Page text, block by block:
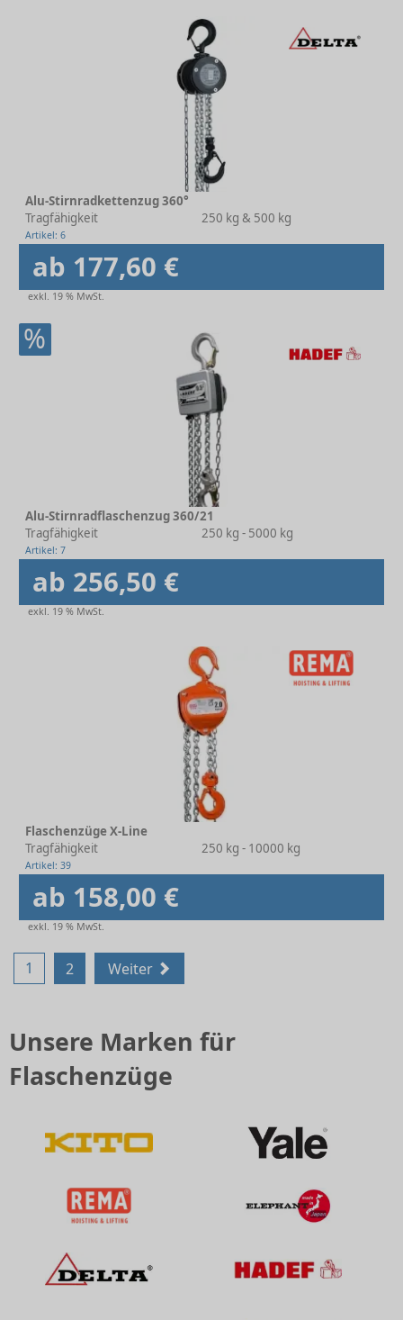
Alu-Stirnradkettenzug 360°
Tragfähigkeit
250 kg & 500 kg
Artikel: 6
ab 177,60 €
exkl. 19 % MwSt.
%
Alu-Stirnradflaschenzug 360/21
Tragfähigkeit
250 kg - 5000 kg
Artikel: 7
ab 256,50 €
exkl. 19 % MwSt.
Flaschenzüge X-Line
Tragfähigkeit
250 kg - 10000 kg
Artikel: 39
ab 158,00 €
exkl. 19 % MwSt.
1 2 Weiter
Unsere Marken für
Flaschenzüge